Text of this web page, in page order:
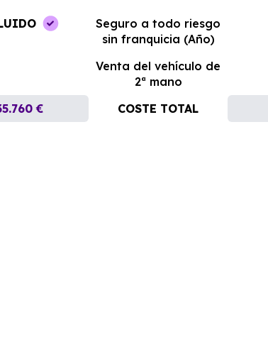
Seguro a todo riesgo
sin franquicia (Año)
Venta del vehículo de
2ª mano
€ COSTE TOTAL